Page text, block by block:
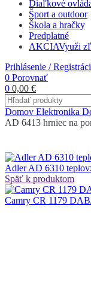
Diaľkové
Šport a outdoor
Škola a hračky
Predplatné
AKCIAVyuži
Prihlásenie /
0 Porovnať
0 0,00 €
Domov Elektronika
AD 6413 hrniec na
Adler AD 6310
Späť k produktom
Camry CR 1179